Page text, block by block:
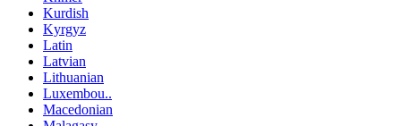
Kurdish
Kyrgyz
Latin
Latvian
Lithuanian
Luxembou..
Macedonian